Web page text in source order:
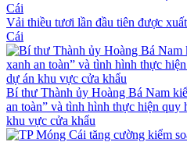
Vải thiều tươi lần đầu tiên được
Cái
Bí thư Thành ủy Hoàng Bá Nam
an toàn” và tình hình thực hiện quy
khu vực cửa khẩu